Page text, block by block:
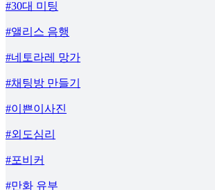
#30대 미팅
#앨리스 음행
#네토라레 망가
#채팅방 만들기
#이쁜이사진
#외도심리
#포비커
#만화 유부